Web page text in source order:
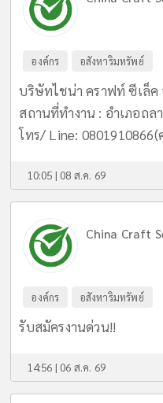
องค์กร อสังหาริมทรัพย์
บริษัทไชน่า คราฟท์ ซีเล็ค
สถานที่ทำงาน : อำเภอถล
โทร/ Line:
10:05 | 08 ส.ค. 69
China Craft
องค์กร อสังหาริมทรัพย์
รับสมัครงานด่วน!!
14:56 | 06 ส.ค. 69